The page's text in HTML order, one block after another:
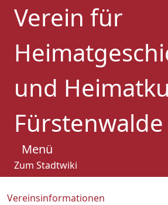
Verein für
und
Menü
Zum Stadtwiki
Vereinsinformationen